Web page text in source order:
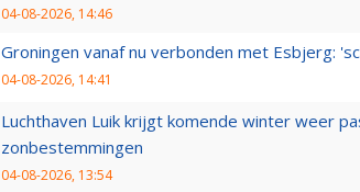
04-08-2026, 14:46
Groningen vanaf nu verbonden met Esbjerg:
04-08-2026, 14:41
Luchthaven Luik krijgt komende winter weer
zonbestemmingen
04-08-2026, 13:54